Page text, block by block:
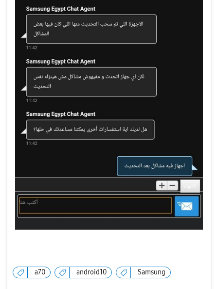
a70 android10 Samsung